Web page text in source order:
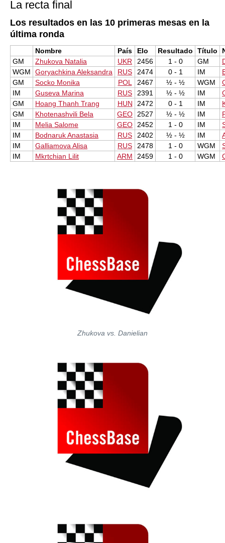
La recta final
Los resultados en las 10 primeras mesas en la
última ronda
Nombre País Elo Resultado Título
GM
Zhukova Natalia UKR 2456 1 - 0 GM
WGM
Goryachkina Aleksandra RUS 2474 0 - 1 IM
GM
Socko Monika POL 2467 ½ - ½ WGM
IM
Guseva Marina RUS 2391 ½ - ½ IM
GM
Hoang Thanh Trang HUN 2472 0 - 1 IM
GM
Khotenashvili Bela GEO 2527 ½ - ½ IM
IM
Melia Salome GEO 2452 1 - 0 IM
IM
Bodnaruk Anastasia RUS 2402 ½ - ½ IM
IM
Galliamova Alisa RUS 2478 1 - 0 WGM
IM
Mkrtchian Lilit ARM 2459 1 - 0 WGM
Zhukova vs. Danielian